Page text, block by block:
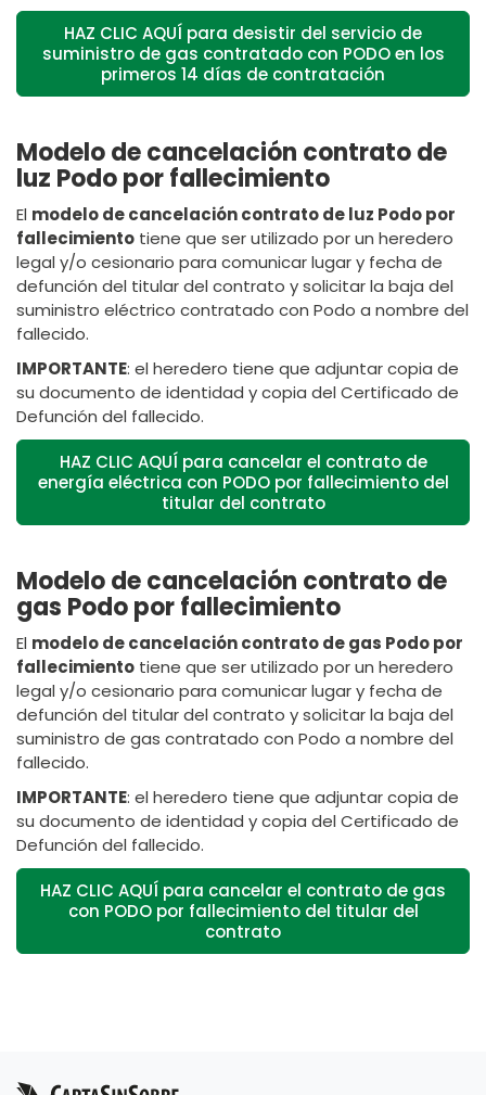
HAZ CLIC AQUÍ para desistir del servicio de
suministro de gas contratado con PODO en los
primeros 14 días de contratación
Modelo de cancelación contrato de
luz Podo por fallecimiento
El modelo de cancelación contrato de luz Podo por
fallecimiento tiene que ser utilizado por un heredero
legal y/o cesionario para comunicar lugar y fecha de
defunción del titular del contrato y solicitar la baja del
suministro eléctrico contratado con Podo a nombre del
fallecido.
IMPORTANTE: el heredero tiene que adjuntar copia de
su documento de identidad y copia del Certificado de
Defunción del fallecido.
HAZ CLIC AQUÍ para cancelar el contrato de
energía eléctrica con PODO por fallecimiento del
titular del contrato
Modelo de cancelación contrato de
gas Podo por fallecimiento
El modelo de cancelación contrato de gas Podo por
fallecimiento tiene que ser utilizado por un heredero
legal y/o cesionario para comunicar lugar y fecha de
defunción del titular del contrato y solicitar la baja del
suministro de gas contratado con Podo a nombre del
fallecido.
IMPORTANTE: el heredero tiene que adjuntar copia de
su documento de identidad y copia del Certificado de
Defunción del fallecido.
HAZ CLIC AQUÍ para cancelar el contrato de gas
con PODO por fallecimiento del titular del
contrato